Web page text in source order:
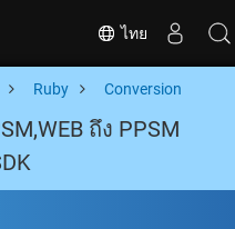
ไทย
Ruby Conversion
ถึง PPSM